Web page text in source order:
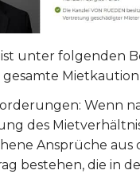
ist unter folgenden
Wenn
des
Ansprüche aus
bestehen, die in